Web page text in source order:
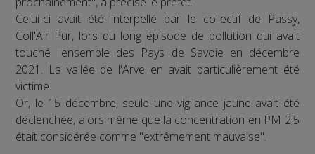
Celui-ci avait été interpellé par le collectif de Passy,
Coll'Air Pur, lors du long épisode de pollution qui avait
touché l'ensemble des Pays de Savoie en décembre
2021. La vallée de l'Arve en avait particulièrement été
victime.
Or, le 15 décembre, seule une vigilance jaune avait été
déclenchée, alors même que la concentration en PM 2,5
était considérée comme "extrêmement mauvaise".